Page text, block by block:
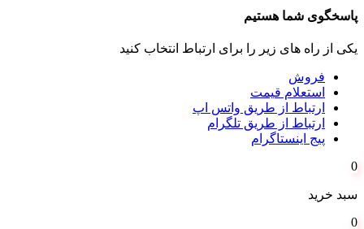
پاسخگوی شما هستیم
یکی از راه های زیر را برای ارتباط انتخاب کنید
فروش
استعلام قیمت
ارتباط از طریق واتس اپ
ارتباط از طریق تلگرام
پیج اینستاگرام
0
سبد خرید
0